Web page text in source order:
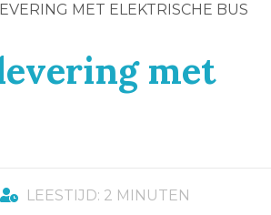
MET ELEKTRISCHE BUS
met
LEESTIJD: 2 MINUTEN